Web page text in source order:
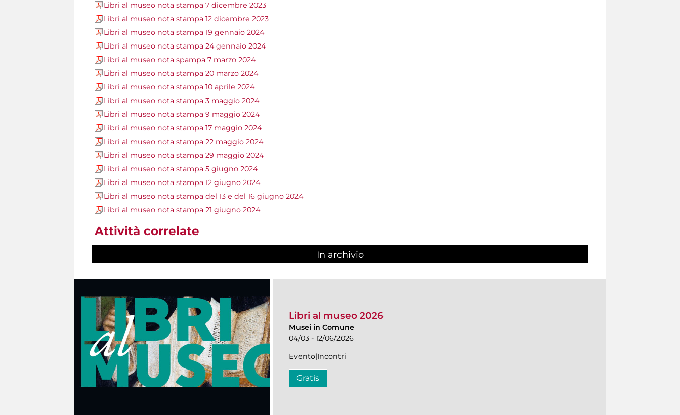
Libri al museo nota stampa 7 dicembre 2023
Libri al museo nota stampa 12 dicembre 2023
Libri al museo nota stampa 19 gennaio 2024
Libri al museo nota stampa 24 gennaio 2024
Libri al museo nota spampa 7 marzo 2024
Libri al museo nota stampa 20 marzo 2024
Libri al museo nota stampa 10 aprile 2024
Libri al museo nota stampa 3 maggio 2024
Libri al museo nota stampa 9 maggio 2024
Libri al museo nota stampa 17 maggio 2024
Libri al museo nota stampa 22 maggio 2024
Libri al museo nota stampa 29 maggio 2024
Libri al museo nota stampa 5 giugno 2024
Libri al museo nota stampa 12 giugno 2024
Libri al museo nota stampa del 13 e del 16 giugno 2024
Libri al museo nota stampa 21 giugno 2024
Attività correlate
In archivio
Libri al museo 2026
Musei in Comune
04/03 - 12/06/2026
Evento|Incontri
Gratis